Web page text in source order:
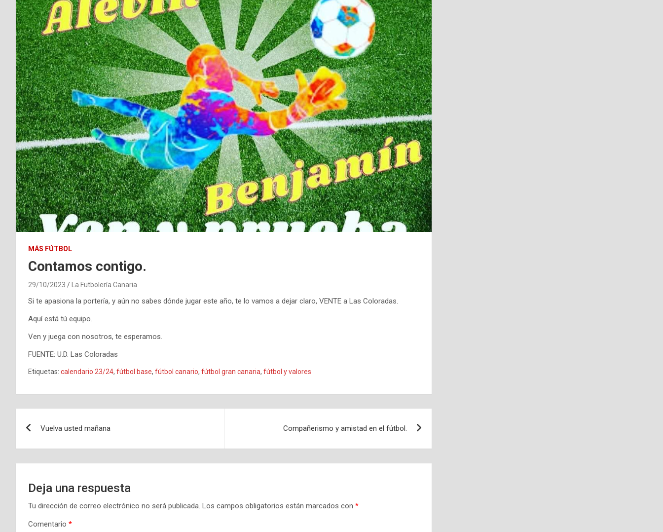
MÁS FÚTBOL
Contamos contigo.
29/10/2023 La Futbolería Canaria
Si te apasiona la portería, y aún no sabes dónde jugar este año, te lo vamos a dejar claro, VENTE a Las Coloradas.
Aquí está tú equipo.
Ven y juega con nosotros, te esperamos.
FUENTE: U.D. Las Coloradas
Etiquetas: calendario 23/24, fútbol base, fútbol canario, fútbol gran canaria, fútbol y valores
Vuelva usted mañana Compañerismo y amistad en el fútbol.
Deja una respuesta
Tu dirección de correo electrónico no será publicada. Los campos obligatorios están marcados con *
Comentario *